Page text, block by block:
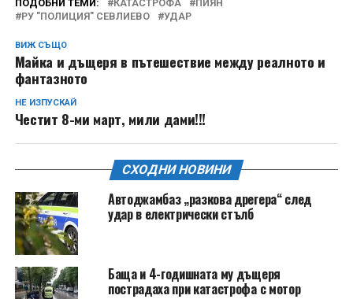
ПОДОБНИ ТЕМИ: КАТАСТРОФА
ПИЯН
РУ "ПОЛИЦИЯ" СЕВЛИЕВО
УДАР
ВИЖ СЪЩО
Майка и дъщеря в пътешествие между реалното и
фантазното
НЕ ИЗПУСКАЙ
Честит 8-ми март, мили дами!!!
СХОДНИ НОВИНИ
Автоджамбаз „разкова дрегера“ след
удар в електрически стълб
Баща и 4-годишната му дъщеря
пострадаха при катастрофа с мотор